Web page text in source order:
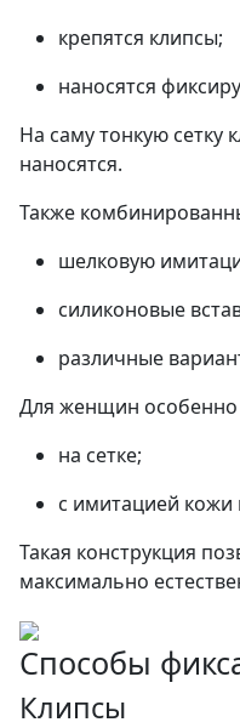
крепятся клипсы;
наносятся
На саму тонкую сетку
наносятся.
Также
шелковую
силиконовые
различные
Для женщин
на сетке;
с имитацией кожи
Такая конструкция
максимально
Способы
Клипсы